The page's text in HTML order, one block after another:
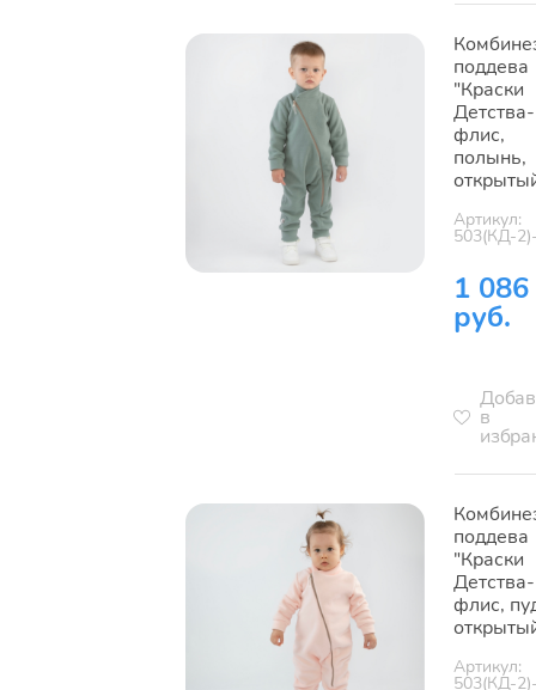
поддева
"Краски
флис,
полынь,
Артикул:
503(КД-
1 086
руб.
в
поддева
"Краски
флис,
Артикул:
503(КД-